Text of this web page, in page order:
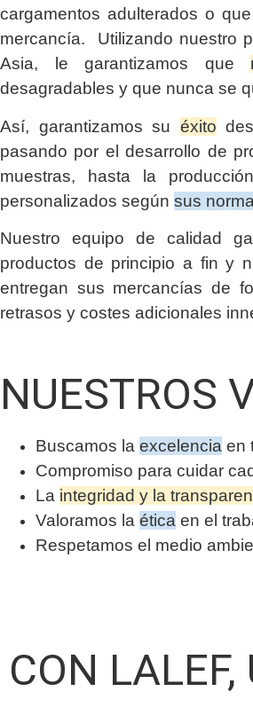
cargamentos adulterados o
mercancía. Utilizando nuestro
Asia, le garantizamos que
desagradables y que nunca se
Así, garantizamos su éxito
pasando por el desarrollo de
muestras, hasta la
personalizados según sus
Nuestro equipo de calidad
productos de principio a fin y
entregan sus mercancías de
retrasos y costes adicionales
NUESTROS
Buscamos la excelencia en
Compromiso para cuidar
La integridad y la
Valoramos la ética en el
Respetamos el medio
CON